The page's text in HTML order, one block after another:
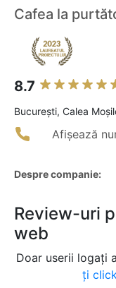
Cafea la
8.7
Bucureşti, Calea
Afișează
Despre companie:
Review-uri
web
Doar userii logați
ți